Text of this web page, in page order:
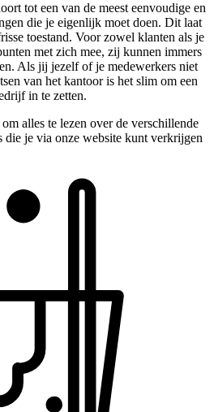
tot een van de meest eenvoudige en
die je eigenlijk moet doen. Dit laat
toestand. Voor zowel klanten als je
met zich mee, zij kunnen immers
Als jij jezelf of je medewerkers niet
van het kantoor is het slim om een
in te zetten.
om alles te lezen over de verschillende
die je via onze website kunt verkrijgen